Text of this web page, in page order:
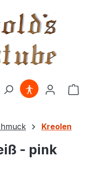
Kreolen
- pink